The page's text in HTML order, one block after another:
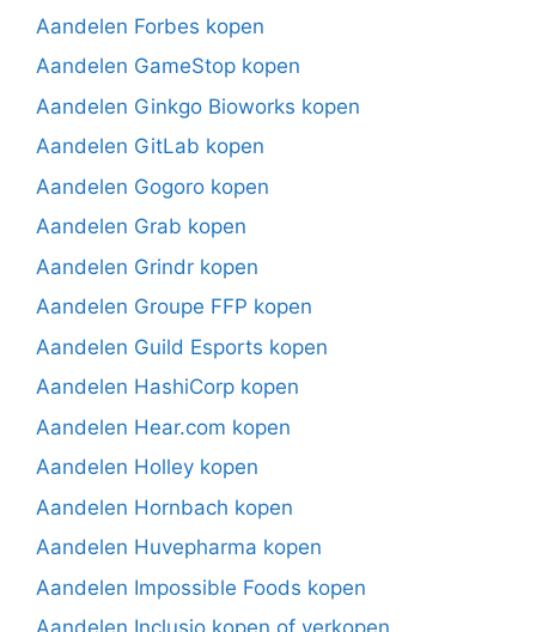
Aandelen Forbes kopen
Aandelen GameStop kopen
Aandelen Ginkgo Bioworks kopen
Aandelen GitLab kopen
Aandelen Gogoro kopen
Aandelen Grab kopen
Aandelen Grindr kopen
Aandelen Groupe FFP kopen
Aandelen Guild Esports kopen
Aandelen HashiCorp kopen
Aandelen Hear.com kopen
Aandelen Holley kopen
Aandelen Hornbach kopen
Aandelen Huvepharma kopen
Aandelen Impossible Foods kopen